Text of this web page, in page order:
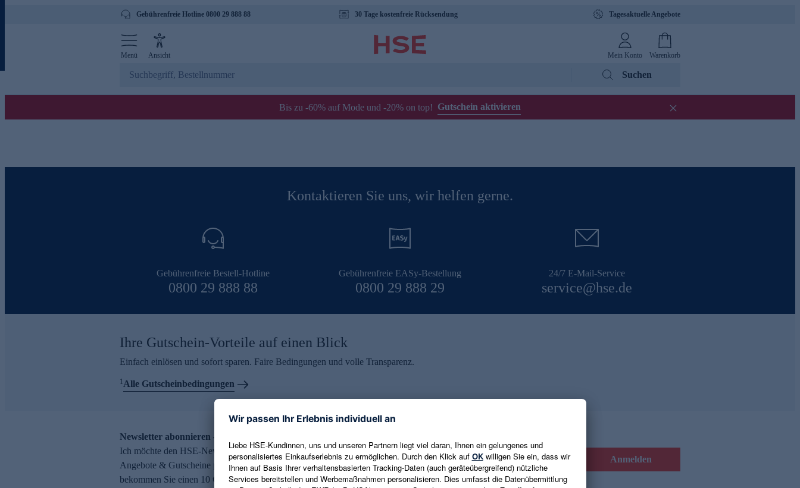
Gebührenfreie Hotline 0800 29 888 88 30 Tage kostenfreie Rücksendung Tagesaktuelle Angebote
Menü Ansicht Mein Konto Warenkorb
Suchen
Bis zu -60% auf Mode und -20% on top! Gutschein aktivieren
Kontaktieren Sie uns, wir helfen gerne.
Gebührenfreie Bestell-Hotline
0800 29 888 88
Gebührenfreie EASy-Bestellung
0800 29 888 29
24/7 E-Mail-Service
service@hse.de
Ihre Gutschein-Vorteile auf einen Blick
Einfach einlösen und sofort sparen. Faire Bedingungen und volle Transparenz.
1Alle Gutscheinbedingungen
Newsletter abonnieren – 10 € Gutschein erhalten
Ich möchte den HSE-Newsletter abonnieren und aktuelle Trends,
Angebote & Gutscheine per E-Mail erhalten. Als Dankeschön
bekommen Sie einen 10 € Gutschein. Eine Abmeldung ist jederzeit in
E-Mail-Adresse eingeben Anmelden